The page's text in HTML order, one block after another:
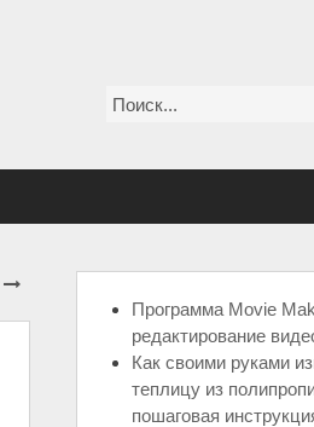
Программа Movie
редактирование
Как своими руками
теплицу из
пошаговая